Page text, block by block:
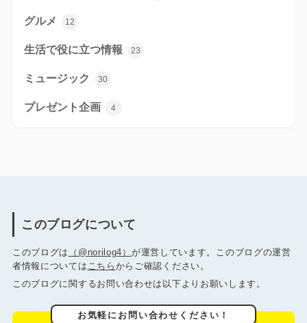
グルメ 12
生活で役に立つ情報 23
ミュージック 30
プレゼント企画 4
このブログについて
このブログは （@norilog4） が運営しています。このブログの運営
者情報については こちら からご確認ください。
このブログに関するお問い合わせは以下よりお願いします。
お気軽にお問い合わせください！